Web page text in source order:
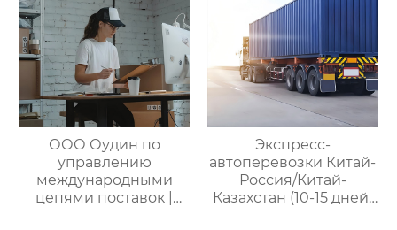
ООО Оудин по
управлению
международными
цепями поставок |
Экспресс-
автоперевозки Китай-
Россия/Китай-
Казахстан (10-15 дней)